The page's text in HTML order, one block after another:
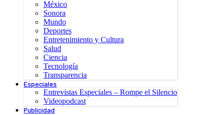
México
Sonora
Mundo
Deportes
Entretenimiento y Cultura
Salud
Ciencia
Tecnología
Transparencia
Especiales
Entrevistas Especiales – Rompe el Silencio
Videopodcast
Publicidad